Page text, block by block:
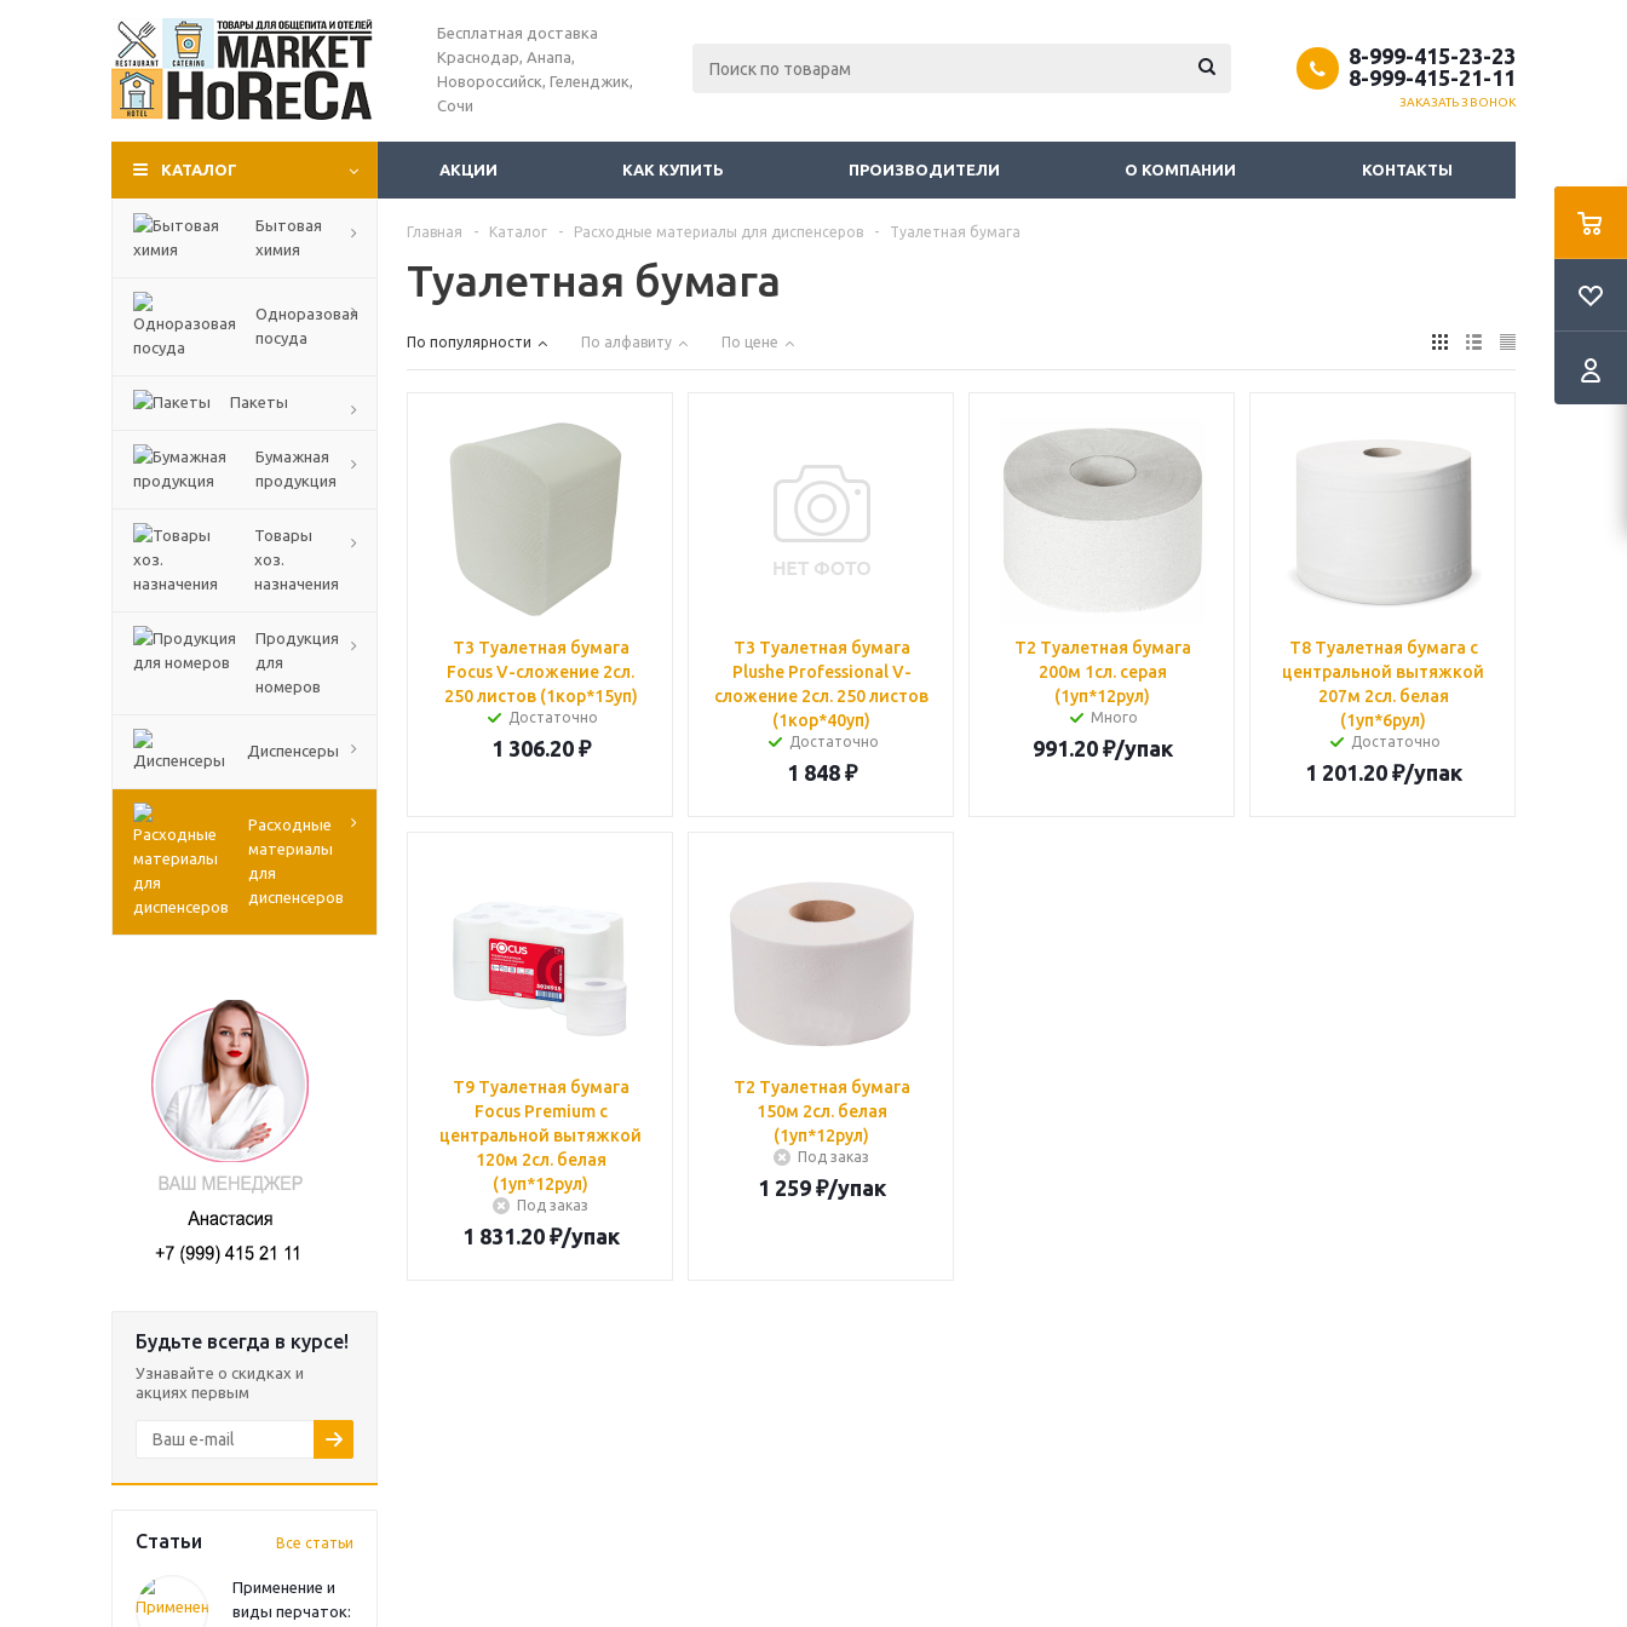
Бесплатная доставка
Краснодар, Анапа,
Новороссийск, Геленджик,
Сочи
8-999-415-23-23
8-999-415-21-11
ЗАКАЗАТЬ ЗВОНОК
КАТАЛОГ АКЦИИ КАК КУПИТЬ ПРОИЗВОДИТЕЛИ О КОМПАНИИ КОНТАКТЫ
Бытовая
химия
Одноразовая
посуда
Пакеты
Бумажная
продукция
Товары
хоз.
назначения
Продукция
для
номеров
Диспенсеры
Расходные
материалы
для
диспенсеров
Будьте всегда в курсе!
Узнавайте о скидках и
акциях первым
Статьи Все статьи
Применение и
виды перчаток:
Главная - Каталог - Расходные материалы для диспенсеров - Туалетная бумага
Туалетная бумага
По популярности По алфавиту По цене
T3 Туалетная бумага
Focus V-сложение 2сл.
250 листов (1кор*15уп)
Достаточно
1 306.20₽
T3 Туалетная бумага
Plushe Professional V-
сложение 2сл. 250 листов
(1кор*40уп)
Достаточно
1 848₽
T2 Туалетная бумага
200м 1сл. серая
(1уп*12рул)
Много
991.20₽/упак
T8 Туалетная бумага с
центральной вытяжкой
207м 2сл. белая
(1уп*6рул)
Достаточно
1 201.20₽/упак
T9 Туалетная бумага
Focus Premium с
центральной вытяжкой
120м 2сл. белая
(1уп*12рул)
Под заказ
1 831.20₽/упак
T2 Туалетная бумага
150м 2сл. белая
(1уп*12рул)
Под заказ
1 259₽/упак